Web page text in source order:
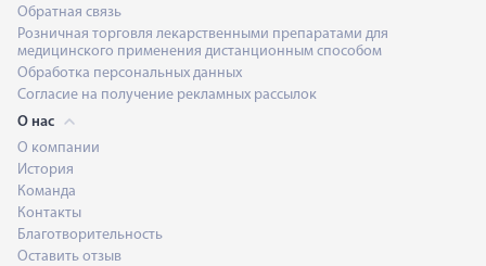
Обратная связь
Розничная торговля лекарственными препаратами для
медицинского применения дистанционным способом
Обработка персональных данных
Согласие на получение рекламных рассылок
О нас
О компании
История
Команда
Контакты
Благотворительность
Оставить отзыв